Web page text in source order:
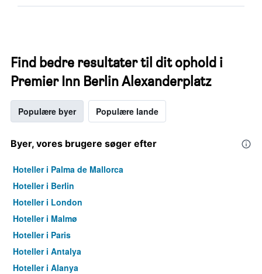
Find bedre resultater til dit ophold i
Premier Inn Berlin Alexanderplatz
Populære byer Populære lande
Byer, vores brugere søger efter
Hoteller i Palma de Mallorca
Hoteller i Berlin
Hoteller i London
Hoteller i Malmø
Hoteller i Paris
Hoteller i Antalya
Hoteller i Alanya